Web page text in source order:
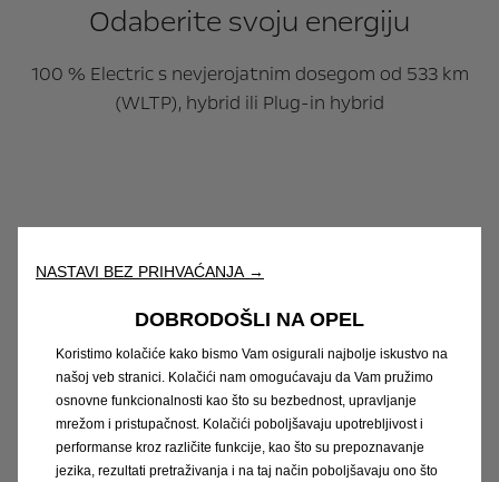
Odaberite svoju energiju
100 % Electric s nevjerojatnim dosegom od 533 km
(WLTP), hybrid ili Plug-in hybrid
Odaberite svoj Grandland
100 % Electric s nevjerojatnim dosegom od 533 km
(WLTP), hybrid ili Plug-in hybrid
NASTAVI BEZ PRIHVAĆANJA →
DOBRODOŠLI NA OPEL
Koristimo kolačiće kako bismo Vam osigurali najbolje iskustvo na
našoj veb stranici. Kolačići nam omogućavaju da Vam pružimo
osnovne funkcionalnosti kao što su bezbednost, upravljanje
mrežom i pristupačnost. Kolačići poboljšavaju upotrebljivost i
performanse kroz različite funkcije, kao što su prepoznavanje
jezika, rezultati pretraživanja i na taj način poboljšavaju ono što